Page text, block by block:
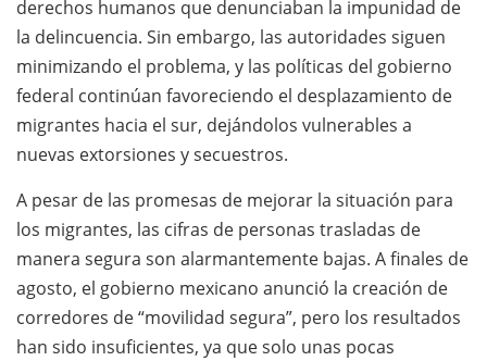
derechos humanos que denunciaban la impunidad de
la delincuencia. Sin embargo, las autoridades siguen
minimizando el problema, y las políticas del gobierno
federal continúan favoreciendo el desplazamiento de
migrantes hacia el sur, dejándolos vulnerables a
nuevas extorsiones y secuestros.
A pesar de las promesas de mejorar la situación para
los migrantes, las cifras de personas trasladas de
manera segura son alarmantemente bajas. A finales de
agosto, el gobierno mexicano anunció la creación de
corredores de “movilidad segura”, pero los resultados
han sido insuficientes, ya que solo unas pocas